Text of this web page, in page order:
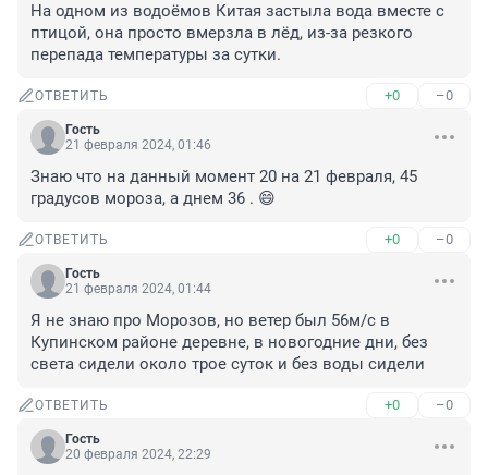
На одном из водоёмов Китая застыла вода вместе с
птицой, она просто вмерзла в лёд, из-за резкого
перепада температуры за сутки.
ОТВЕТИТЬ +0 –0
Гость
21 февраля 2024, 01:46
Знаю что на данный момент 20 на 21 февраля, 45
градусов мороза, а днем 36 . 😄
ОТВЕТИТЬ +0 –0
Гость
21 февраля 2024, 01:44
Я не знаю про Морозов, но ветер был 56м/с в
Купинском районе деревне, в новогодние дни, без
света сидели около трое суток и без воды сидели
ОТВЕТИТЬ +0 –0
Гость
20 февраля 2024, 22:29